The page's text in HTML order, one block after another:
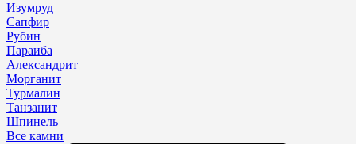
Изумруд
Сапфир
Рубин
Параиба
Александрит
Морганит
Турмалин
Танзанит
Шпинель
Все камни